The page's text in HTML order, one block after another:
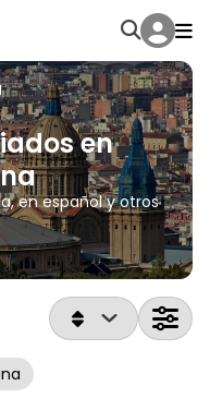
en
en español y otros